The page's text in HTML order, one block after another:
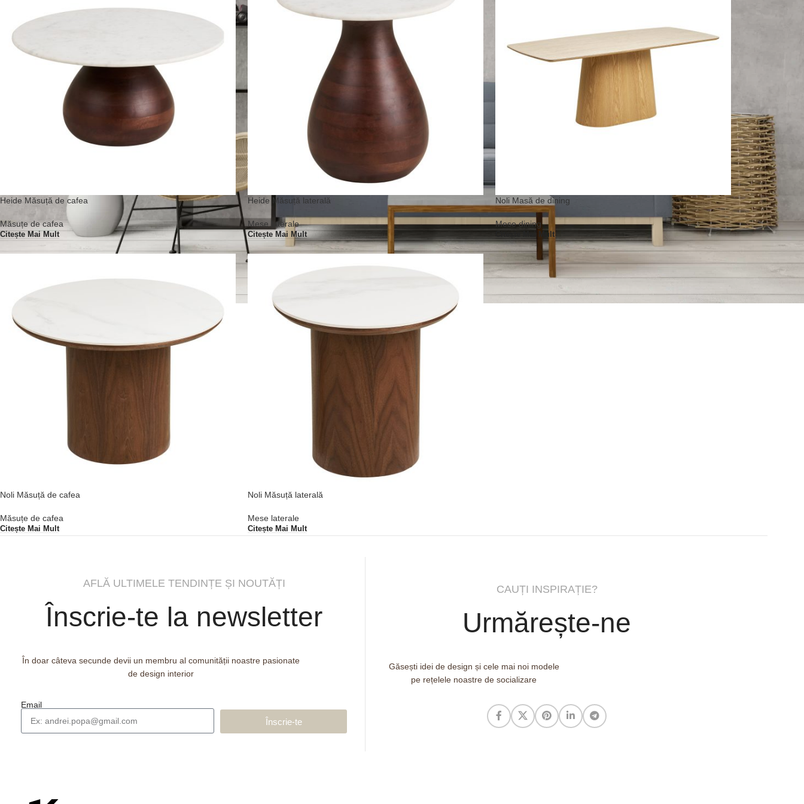
Heide Măsuță de cafea
Măsuțe de cafea
Citește Mai Mult
Heide Măsuță laterală
Mese laterale
Citește Mai Mult
Noli Masă de dining
Mese dining
Citește Mai Mult
Noli Măsuță de cafea
Măsuțe de cafea
Citește Mai Mult
Noli Măsuță laterală
Mese laterale
Citește Mai Mult
AFLĂ ULTIMELE TENDINȚE ȘI NOUTĂȚI
Înscrie-te la newsletter
În doar câteva secunde devii un membru al comunității noastre pasionate
de design interior
Email
Înscrie-te
CAUȚI INSPIRAȚIE?
Urmărește-ne
Găsești idei de design și cele mai noi modele
pe rețelele noastre de socializare